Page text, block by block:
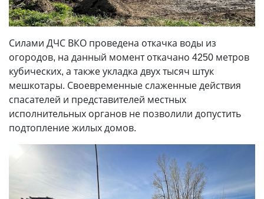
Силами ДЧС ВКО проведена откачка воды из
огородов, на данный момент откачано 4250 метров
кубических, а также укладка двух тысяч штук
мешкотары. Своевременные слаженные действия
спасателей и представителей местных
исполнительных органов не позволили допустить
подтопление жилых домов.